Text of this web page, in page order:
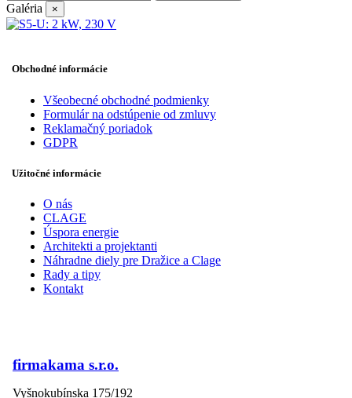
Galéria ×
Obchodné informácie
Všeobecné obchodné podmienky
Formulár na odstúpenie od zmluvy
Reklamačný poriadok
GDPR
Užitočné informácie
O nás
CLAGE
Úspora energie
Architekti a projektanti
Náhradne diely pre Dražice a Clage
Rady a tipy
Kontakt
firmakama s.r.o.
Vyšnokubínska 175/192